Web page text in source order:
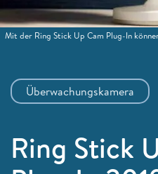
Überwachungskamera
Ring Stick
Mit der Ring Stick Up Cam Plug-In